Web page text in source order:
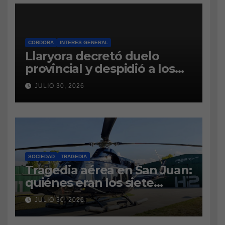
CÁRCEL DE BOUWER
CORDOBA INTERES GENERAL
Llaryora decretó duelo
provincial y despidió a los
bomberos cordobeses
fallecidos en la tragedia
aérea de San Juan
JULIO 30, 2026
SOCIEDAD TRAGEDIA
Tragedia aérea en San Juan:
quiénes eran los siete
tripulantes fallecidos y qué
es lo último que se sabe
JULIO 30, 2026